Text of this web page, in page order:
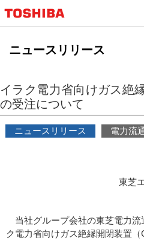
ジ
プ
ニュースリリース
イラク電力省向けガス絶
の受注について
ニュースリリース 電力流
東芝
当社グループ会社の東芝電力流
ク電力省向けガス絶縁開閉装置